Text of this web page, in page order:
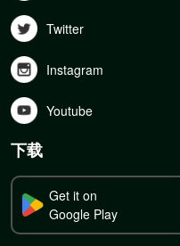
Twitter
Instagram
Youtube
下载
Get it on
Google Play